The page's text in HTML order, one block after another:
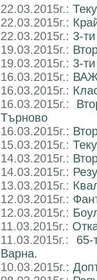
22.03.2015г.:
22.03.2015г.:
22.03.2015г.: 3-
19.03.2015г.:
19.03.2015г.: 3-
16.03.2015г.:
16.03.2015г.:
16.03.2015г.:
Търново
16.03.2015г.:
15.03.2015г.:
14.03.2015г.:
14.03.2015г.:
13.03.2015г.:
12.03.2015г.:
12.03.2015г.:
11.03.2015г.:
11.03.2015г.:
Варна.
10.03.2015г.: